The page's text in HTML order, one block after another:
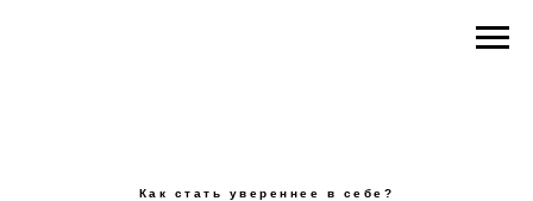
Как стать увереннее в себе?